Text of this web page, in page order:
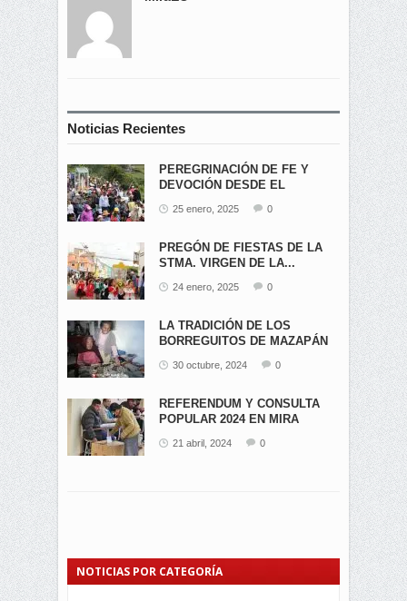
Noticias Recientes
PEREGRINACIÓN DE FE Y
DEVOCIÓN DESDE EL
25 enero, 2025 0
PREGÓN DE FIESTAS DE LA
STMA. VIRGEN DE LA...
24 enero, 2025 0
LA TRADICIÓN DE LOS
BORREGUITOS DE MAZAPÁN
30 octubre, 2024 0
REFERENDUM Y CONSULTA
POPULAR 2024 EN MIRA
21 abril, 2024 0
NOTICIAS POR CATEGORÍA